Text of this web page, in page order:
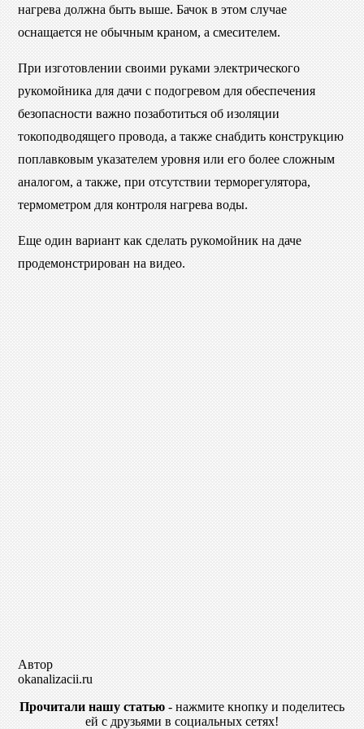
нагрева должна быть выше. Бачок в этом случае
оснащается не обычным краном, а смесителем.
При изготовлении своими руками электрического
рукомойника для дачи с подогревом для обеспечения
безопасности важно позаботиться об изоляции
токоподводящего провода, а также снабдить конструкцию
поплавковым указателем уровня или его более сложным
аналогом, а также, при отсутствии терморегулятора,
термометром для контроля нагрева воды.
Еще один вариант как сделать рукомойник на даче
продемонстрирован на видео.
Автор
okanalizacii.ru
Прочитали нашу статью - нажмите кнопку и поделитесь
ей с друзьями в социальных сетях!